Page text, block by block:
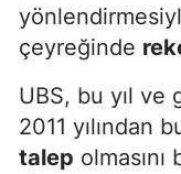
çeyreğinde
UBS, bu yıl ve
2011 yılından
talep olmasını